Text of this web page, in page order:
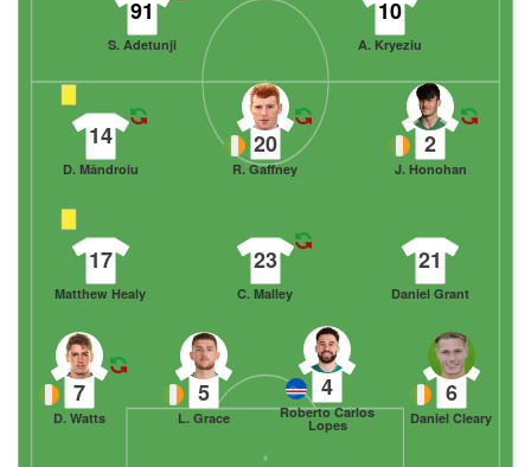
10
A. Kryeziu
91
S. Adetunji
7
D. Watts
5
L. Grace
4
Roberto Carlos
Lopes
6
Daniel Cleary
17
Matthew Healy
23
C. Malley
21
Daniel Grant
14
D. Mândroiu
20
R. Gaffney
2
J. Honohan